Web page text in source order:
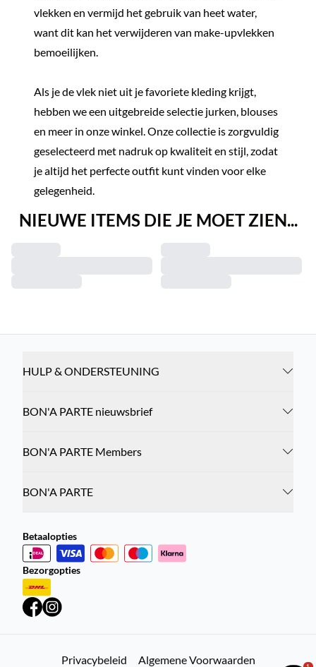
vlekken en vermijd het gebruik van heet water,
want dit kan het verwijderen van make-upvlekken
bemoeilijken.
Als je de vlek niet uit je favoriete kleding krijgt,
hebben we een uitgebreide selectie jurken, blouses
en meer in onze winkel. Onze collectie is zorgvuldig
geselecteerd met nadruk op kwaliteit en stijl, zodat
je altijd het perfecte outfit kunt vinden voor elke
gelegenheid.
NIEUWE ITEMS DIE JE MOET ZIEN...
HULP & ONDERSTEUNING
BON'A PARTE nieuwsbrief
BON'A PARTE Members
BON'A PARTE
Betaalopties
Bezorgopties
Privacybeleid Algemene Voorwaarden